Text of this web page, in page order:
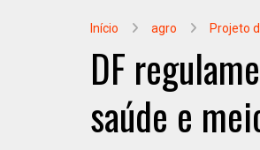
Início agro Projeto
DF
saúde e